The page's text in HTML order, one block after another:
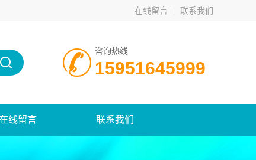
在线留言 联系我们
咨询热线
15951645999
线留言 联系我们